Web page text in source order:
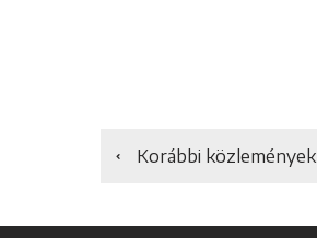
Korábbi közlemények